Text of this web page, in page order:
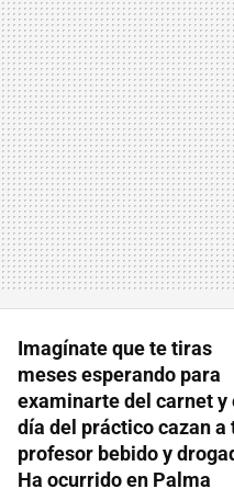
Imagínate que te tiras
meses esperando para
examinarte del carnet y
día del práctico cazan a
profesor bebido y
Ha ocurrido en Palma